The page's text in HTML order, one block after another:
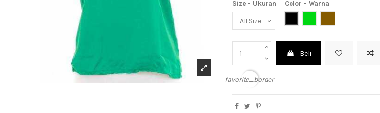
Size - Ukuran
Color - Warna
Beli
favorite_border